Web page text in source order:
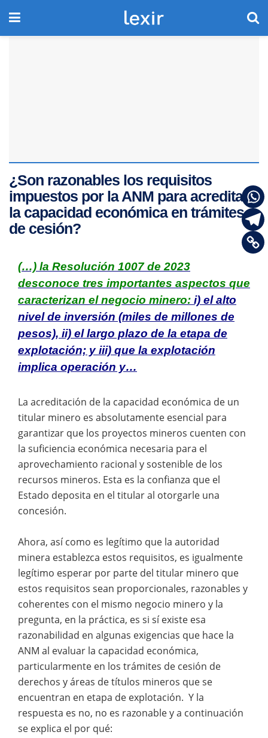
¿Son razonables los requisitos
impuestos por la ANM para acreditar
la capacidad económica en trámites
de cesión?
(…) la Resolución 1007 de 2023
desconoce tres importantes aspectos que
caracterizan el negocio minero: i) el alto
nivel de inversión (miles de millones de
pesos), ii) el largo plazo de la etapa de
explotación; y iii) que la explotación
implica operación y…
La acreditación de la capacidad económica de un
titular minero es absolutamente esencial para
garantizar que los proyectos mineros cuenten con
la suficiencia económica necesaria para el
aprovechamiento racional y sostenible de los
recursos mineros. Esta es la confianza que el
Estado deposita en el titular al otorgarle una
concesión.
Ahora, así como es legítimo que la autoridad
minera establezca estos requisitos, es igualmente
legítimo esperar por parte del titular minero que
estos requisitos sean proporcionales, razonables y
coherentes con el mismo negocio minero y la
pregunta, en la práctica, es si sí existe esa
razonabilidad en algunas exigencias que hace la
ANM al evaluar la capacidad económica,
particularmente en los trámites de cesión de
derechos y áreas de títulos mineros que se
encuentran en etapa de explotación. Y la
respuesta es no, no es razonable y a continuación
se explica el por qué: